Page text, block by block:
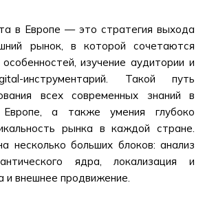
в Европе — это стратегия выхода
рынок, в которой сочетаются
изучение аудитории и
инструментарий. Такой путь
всех современных знаний в
а также умения глубоко
рынка в каждой стране.
несколько больших блоков: анализ
ядра, локализация и
и внешнее продвижение.